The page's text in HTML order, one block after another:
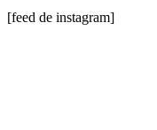
[feed de instagram]